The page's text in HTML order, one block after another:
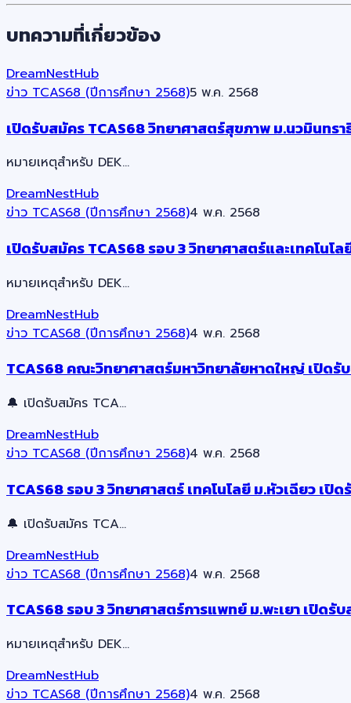
บทความที่เกี่ยวข้อง
DreamNestHub
ข่าว TCAS68 (ปีการศึกษา 2568)5 พ.ค. 2568
เปิดรับสมัคร TCAS68 วิทยาศาสตร์สุขภาพ ม.นวมินทรา
หมายเหตุสำหรับ DEK…
DreamNestHub
ข่าว TCAS68 (ปีการศึกษา 2568)4 พ.ค. 2568
เปิดรับสมัคร TCAS68 รอบ 3 วิทยาศาสตร์และเทคโนโล
หมายเหตุสำหรับ DEK…
DreamNestHub
ข่าว TCAS68 (ปีการศึกษา 2568)4 พ.ค. 2568
TCAS68 คณะวิทยาศาสตร์มหาวิทยาลัยหาดใหญ่ เปิดรั
🔔 เปิดรับสมัคร TCA…
DreamNestHub
ข่าว TCAS68 (ปีการศึกษา 2568)4 พ.ค. 2568
TCAS68 รอบ 3 วิทยาศาสตร์ เทคโนโลยี ม.หัวเฉียว เปิ
🔔 เปิดรับสมัคร TCA…
DreamNestHub
ข่าว TCAS68 (ปีการศึกษา 2568)4 พ.ค. 2568
TCAS68 รอบ 3 วิทยาศาสตร์การแพทย์ ม.พะเยา เปิดรั
หมายเหตุสำหรับ DEK…
DreamNestHub
ข่าว TCAS68 (ปีการศึกษา 2568)4 พ.ค. 2568